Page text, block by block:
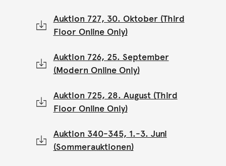
Auktion 727, 30. Oktober (Third
Floor Online Only)
Auktion 726, 25. September
(Modern Online Only)
Auktion 725, 28. August (Third
Floor Online Only)
Auktion 340-345, 1.-3. Juni
(Sommerauktionen)